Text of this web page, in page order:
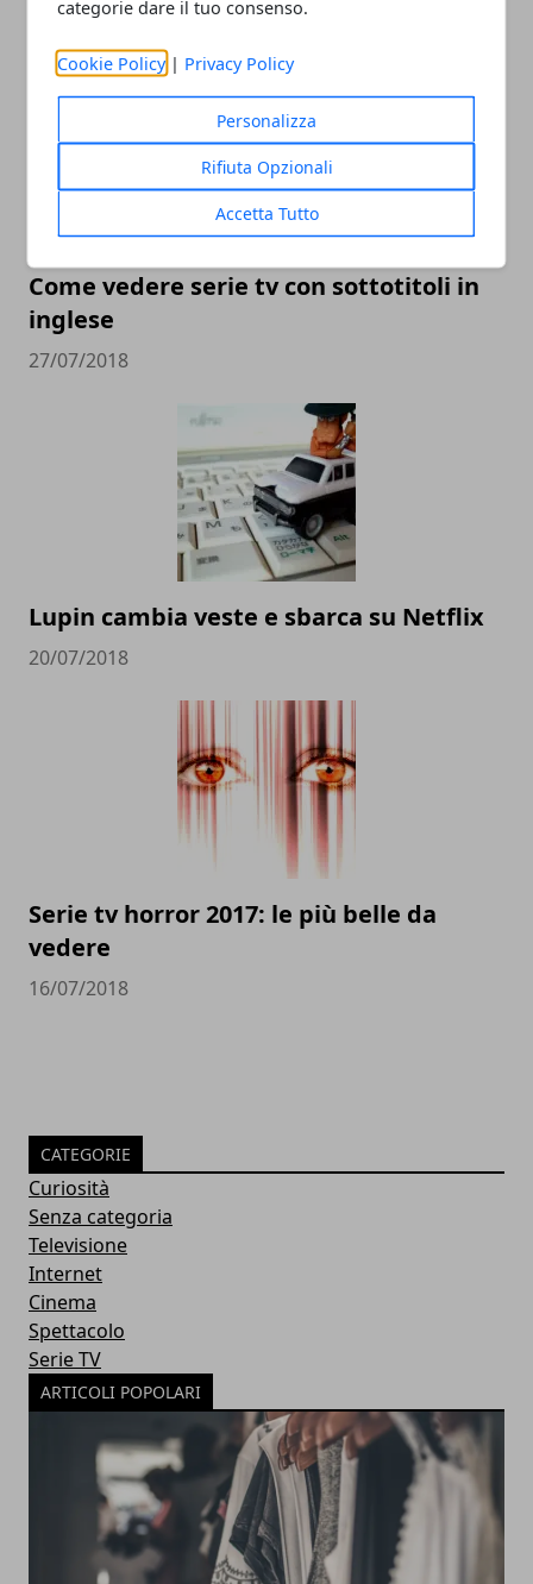
categorie dare il tuo consenso.
Cookie Policy | Privacy Policy
Personalizza
Rifiuta Opzionali
Accetta Tutto
ARTICOLI CORRELATI
Come vedere serie tv con sottotitoli in
inglese
27/07/2018
Lupin cambia veste e sbarca su Netflix
20/07/2018
Serie tv horror 2017: le più belle da
vedere
16/07/2018
CATEGORIE
Curiosità
Senza categoria
Televisione
Internet
Cinema
Spettacolo
Serie TV
ARTICOLI POPOLARI